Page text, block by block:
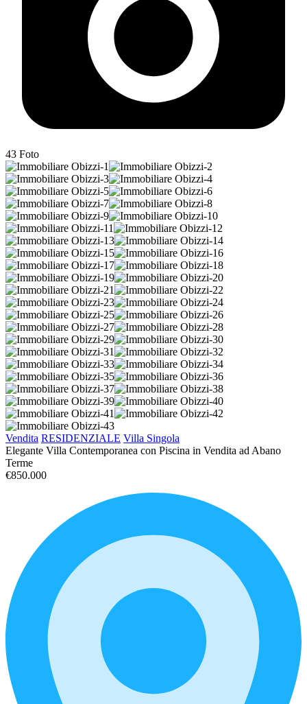
43 Foto
Vendita RESIDENZIALE Villa Singola
Elegante Villa Contemporanea con Piscina in Vendita ad Abano
Terme
€850.000